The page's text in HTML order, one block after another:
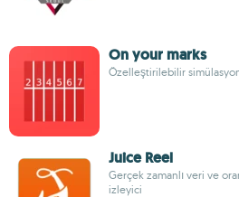
On your marks
Özelleştirilebilir
Juice Reel
Gerçek zamanlı veri ve
izleyici